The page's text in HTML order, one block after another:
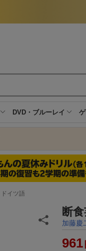
DVD・ブルーレイ
ドイツ語
断
加藤慶
961